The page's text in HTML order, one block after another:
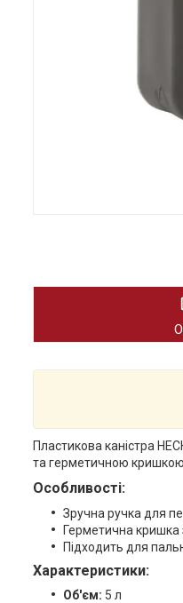
Пластикова каністра
та герметичною кришкою,
Особливості:
Зручна ручка для
Герметична кришка
Підходить для
Характеристики:
Об'єм: 5 л